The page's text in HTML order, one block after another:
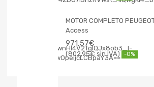
MOTOR COMPLETO
Access
971,57€
802,95€ -0%